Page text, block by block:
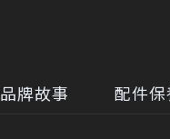
品牌故事 配件保